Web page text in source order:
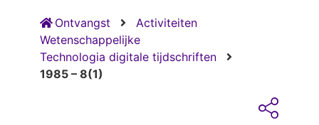
Ontvangst
Activiteiten
Wetenschappelijke
Technologia digitale tijdschriften
1985 – 8(1)